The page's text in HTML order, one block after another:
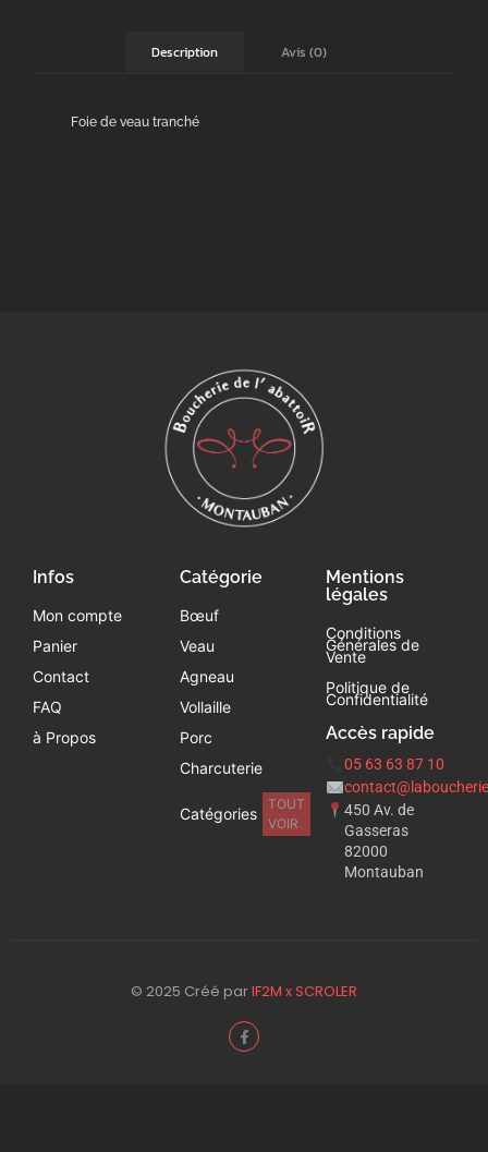
Description Avis (0)
Foie de veau tranché
Infos
Mon compte
Panier
Contact
FAQ
à Propos
Catégorie
Bœuf
Veau
Agneau
Vollaille
Porc
Charcuterie
Catégories
TOUT
VOIR
Mentions
légales
Conditions
Générales de
Vente
Politique de
Confidentialité
Accès rapide
05 63 63 87 10
450 Av. de
Gasseras
82000
Montauban
© 2025 Créé parIF2M x SCROLER